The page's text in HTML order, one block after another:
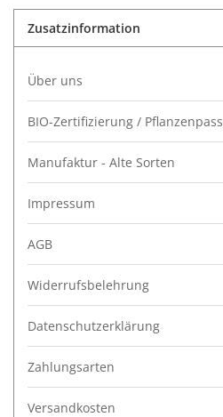
Zusatzinformation
Über uns
BIO-Zertifizierung / Pflanzenpass
Manufaktur - Alte Sorten
Impressum
AGB
Widerrufsbelehrung
Datenschutzerklärung
Zahlungsarten
Versandkosten